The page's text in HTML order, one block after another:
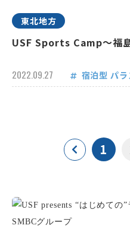
東北地方
USF Sports Camp～福
2022.09.27 宿泊型 パラ
1